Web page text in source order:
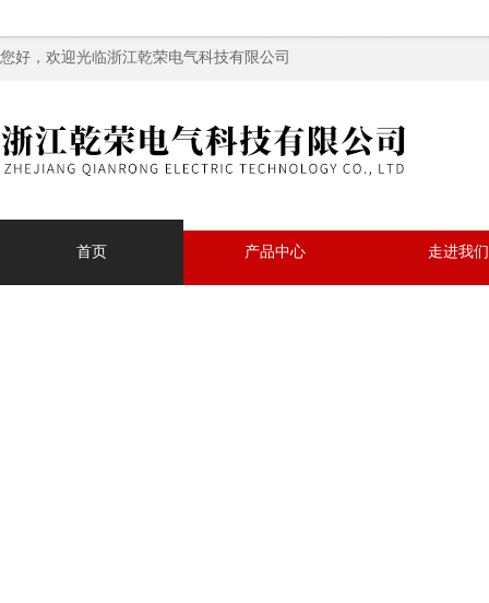
您好，欢迎光临浙江乾荣电气科技有限公司
首页 产品中心 走进我们